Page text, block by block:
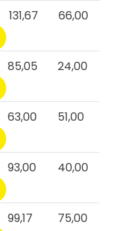
131,67
66,00
85,05
24,00
63,00
51,00
93,00
40,00
99,17
75,00